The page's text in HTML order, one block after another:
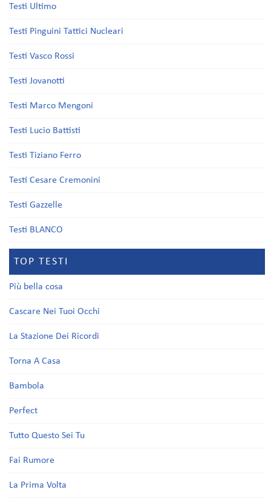
Testi Ultimo
Testi Pinguini Tattici Nucleari
Testi Vasco Rossi
Testi Jovanotti
Testi Marco Mengoni
Testi Lucio Battisti
Testi Tiziano Ferro
Testi Cesare Cremonini
Testi Gazzelle
Testi BLANCO
TOP TESTI
Più bella cosa
Cascare Nei Tuoi Occhi
La Stazione Dei Ricordi
Torna A Casa
Bambola
Perfect
Tutto Questo Sei Tu
Fai Rumore
La Prima Volta